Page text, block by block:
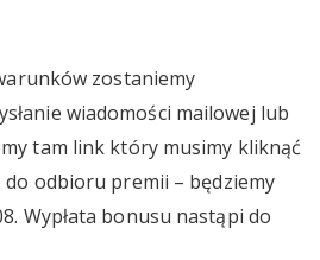
zostaniemy
wiadomości mailowej lub
tam link który musimy kliknąć
do odbioru premii – będziemy
Wypłata bonusu nastąpi do